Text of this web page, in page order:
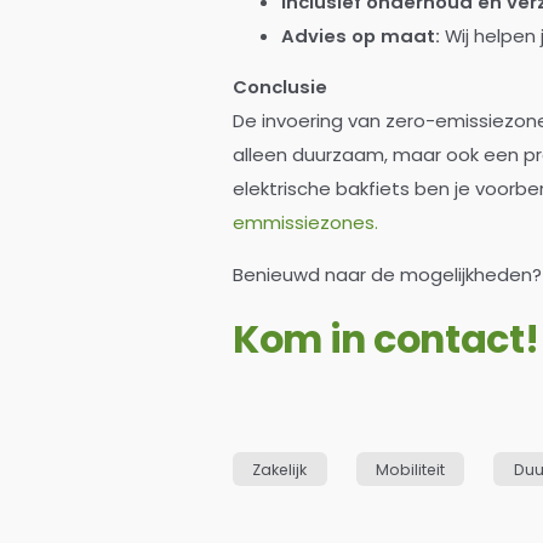
Advies op maat: Wij
Conclusie
De invoering van zero-
alleen duurzaam, maar ook een
elektrische bakfiets ben je
emmissiezones.
Benieuwd naar de mogelijkheden?
Kom in contact!
Zakelijk Mobiliteit